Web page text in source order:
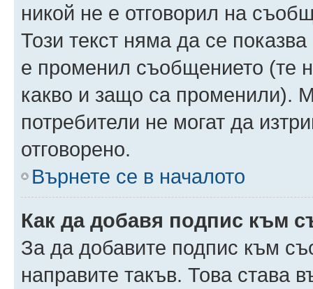
никой не е отговорил на
Този текст няма да се
е променил съобщението (те
какво и защо са променили).
потребители не могат да
отговорено.
Върнете се в началото
Как да добавя подпис към
За да добавите подпис към
направите такъв. Това